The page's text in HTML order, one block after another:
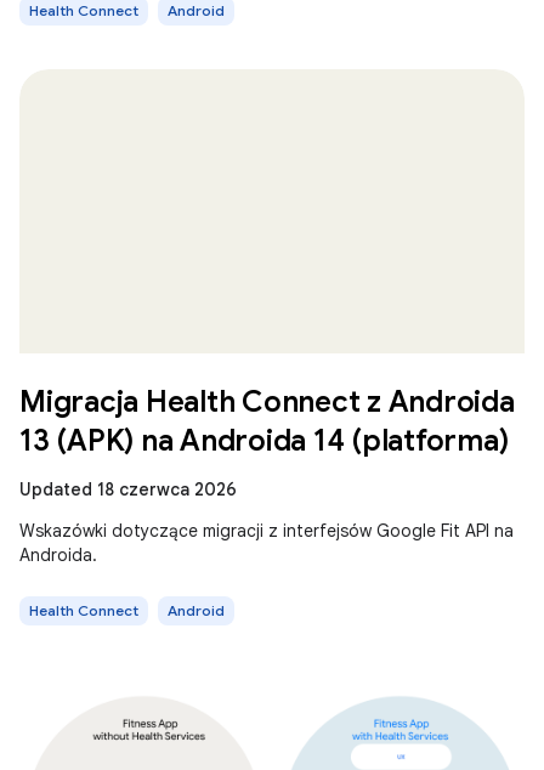
Health Connect Android
Migracja Health Connect z Androida
13 (APK) na Androida 14 (platforma)
Updated 18 czerwca 2026
Wskazówki dotyczące migracji z interfejsów Google Fit API na
Androida.
Health Connect Android